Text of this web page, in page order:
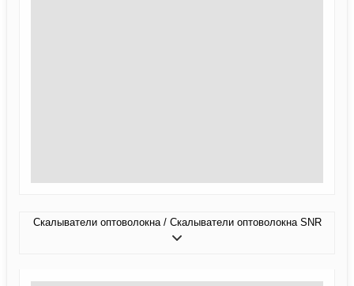
Скалыватели оптоволокна / Скалыватели оптоволокна SNR